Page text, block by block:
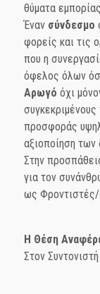
θύματα
Έναν σύνδεσμο
φορείς και τις
που η
όφελος όλων
Αρωγό όχι
προσφοράς
αξιοποίηση των
Στην
για τον
ως
Η Θέση
Στον